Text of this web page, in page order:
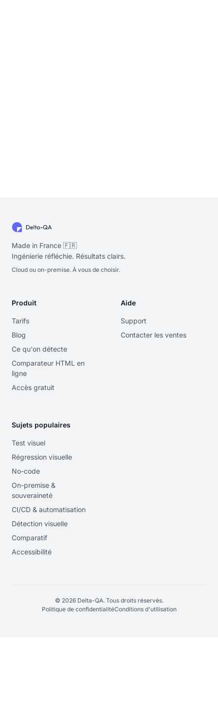
Made in France 🇫🇷
Ingénierie réfléchie. Résultats clairs.
Cloud ou on-premise. À vous de choisir.
Produit
Tarifs
Blog
Ce qu'on détecte
Comparateur HTML en
ligne
Accès gratuit
Aide
Support
Contacter les ventes
Sujets populaires
Test visuel
Régression visuelle
No-code
On-premise &
souveraineté
CI/CD & automatisation
Détection visuelle
Comparatif
Accessibilité
© 2026 Delta-QA. Tous droits réservés.
Politique de confidentialitéConditions d'utilisation